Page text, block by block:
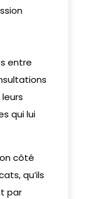
entre
qui lui
côté
qu’ils
par